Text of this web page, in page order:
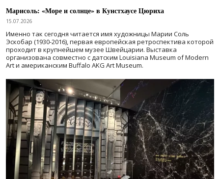
Марисоль: «Море и солнце» в Кунстхаусе Цюриха
15.07.2026
Именно так сегодня читается имя художницы Марии Соль
Эскобар (1930-2016), первая европейская ретроспектива которой
проходит в крупнейшем музее Швейцарии. Выставка
организована совместно с датским Louisiana Museum of Modern
Art и американским Buffalo AKG Art Museum.